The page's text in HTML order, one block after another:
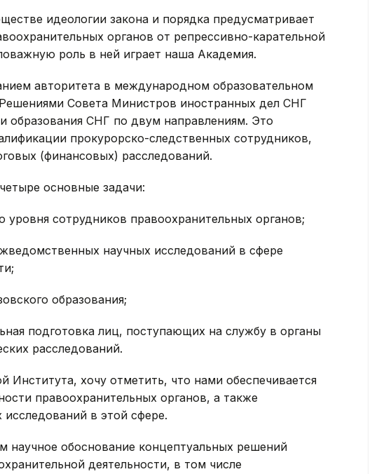
идеологии закона и порядка предусматривает
органов от репрессивно-карательной
роль в ней играет наша Академия.
авторитета в международном образовательном
Совета Министров иностранных дел СНГ
образования СНГ по двум направлениям. Это
прокурорско-следственных сотрудников,
(финансовых) расследований.
основные задачи:
сотрудников правоохранительных органов;
научных исследований в сфере
образования;
подготовка лиц, поступающих на службу в органы
расследований.
Института, хочу отметить, что нами обеспечивается
правоохранительных органов, а также
в этой сфере.
обоснование концептуальных решений
деятельности, в том числе